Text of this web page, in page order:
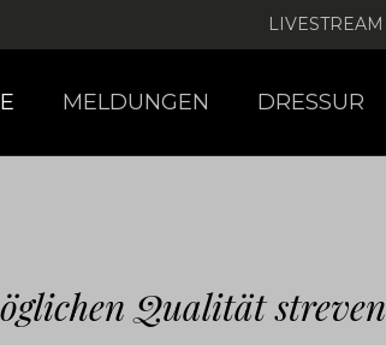
LIVESTREAM
MELDUNGEN DRESSUR
Qualität streven